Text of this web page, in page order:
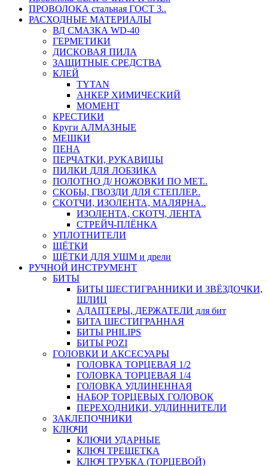
ПРОВОЛОКА стальная ГОСТ 3..
РАСХОДНЫЕ МАТЕРИАЛЫ
ВД СМАЗКА WD-40
ГЕРМЕТИКИ
ДИСКОВАЯ ПИЛА
ЗАЩИТНЫЕ СРЕДСТВА
КЛЕЙ
TYTAN
АНКЕР ХИМИЧЕСКИЙ
МОМЕНТ
КРЕСТИКИ
Круги АЛМАЗНЫЕ
МЕШКИ
ПЕНА
ПЕРЧАТКИ, РУКАВИЦЫ
ПИЛКИ ДЛЯ ЛОБЗИКА
ПОЛОТНО Д/ НОЖОВКИ ПО МЕТ..
СКОБЫ, ГВОЗДИ ДЛЯ СТЕПЛЕР..
СКОТЧИ, ИЗОЛЕНТА, МАЛЯРНА..
ИЗОЛЕНТА, СКОТЧ, ЛЕНТА
СТРЕЙЧ-ПЛЁНКА
УПЛОТНИТЕЛИ
ЩЁТКИ
ЩЁТКИ ДЛЯ УШМ и дрели
РУЧНОЙ ИНСТРУМЕНТ
БИТЫ
БИТЫ ШЕСТИГРАННИКИ И ЗВЁЗДОЧКИ,
ШЛИЦ
АДАПТЕРЫ, ДЕРЖАТЕЛИ для бит
БИТА ШЕСТИГРАННАЯ
БИТЫ PHILIPS
БИТЫ POZI
ГОЛОВКИ И АКСЕСУАРЫ
ГОЛОВКА ТОРЦЕВАЯ 1/2
ГОЛОВКА ТОРЦЕВАЯ 1/4
ГОЛОВКА УДЛИНЕННАЯ
НАБОР ТОРЦЕВЫХ ГОЛОВОК
ПЕРЕХОДНИКИ, УДЛИННИТЕЛИ
ЗАКЛЕПОЧНИКИ
КЛЮЧИ
КЛЮЧИ УДАРНЫЕ
КЛЮЧ ТРЕЩЕТКА
КЛЮЧ ТРУБКА (ТОРЦЕВОЙ)